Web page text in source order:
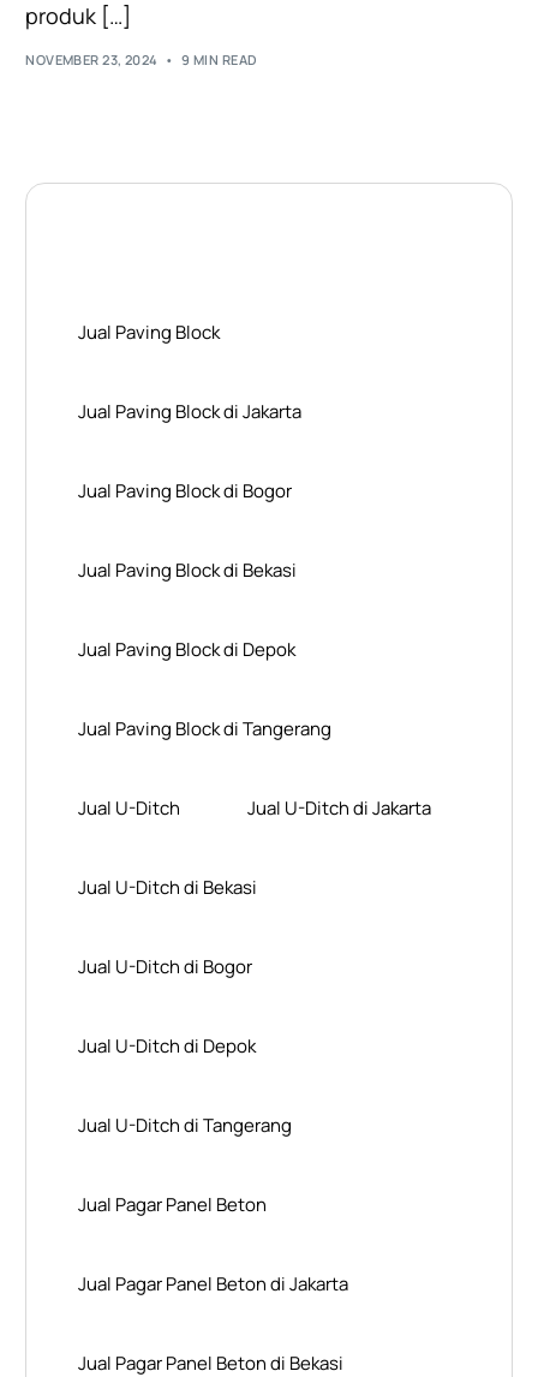
produk […]
NOVEMBER 23, 2024 9 MIN READ
Jual Paving Block
Jual Paving Block di Jakarta
Jual Paving Block di Bogor
Jual Paving Block di Bekasi
Jual Paving Block di Depok
Jual Paving Block di Tangerang
Jual U-Ditch Jual U-Ditch di Jakarta
Jual U-Ditch di Bekasi
Jual U-Ditch di Bogor
Jual U-Ditch di Depok
Jual U-Ditch di Tangerang
Jual Pagar Panel Beton
Jual Pagar Panel Beton di Jakarta
Jual Pagar Panel Beton di Bekasi